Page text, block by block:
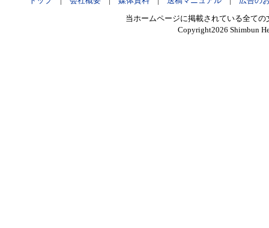
当ホームページに掲載されている全て
Copyright2026 Shimbun